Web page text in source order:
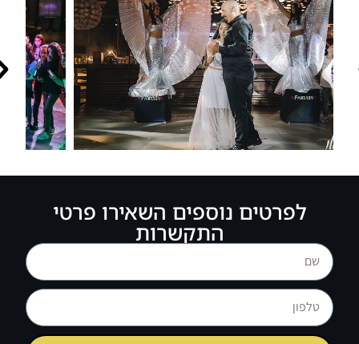
לפרטים נוספים השאירו פרטי
התקשרות